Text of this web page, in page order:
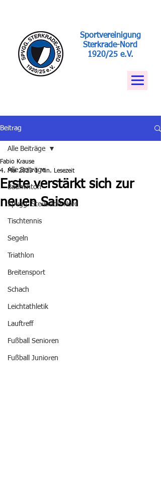
Sportvereinigung
Sterkrade-Nord
1920/25 e.V.
Beitrag
Alle Beiträge
Badminton
Spvgg. Sterkrade-Nord
Tischtennis
Segeln
Triathlon
Breitensport
Schach
Leichtathletik
Lauftreff
Fußball Senioren
Fußball Junioren
Alle Beiträge
Erste verstärkt sich zur
neuen Saison
Fabio Krause
4. Mai 2023 1 Min. Lesezeit